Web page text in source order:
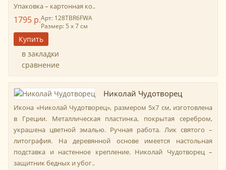
Упаковка – картонная ко..
1795 р.Арт: 128TBR6FWA
Размер: 5 х 7 см
в закладки
сравнение
Николай Чудотворец
Икона «Николай Чудотворец», размером 5х7 см, изготовлена
в Греции. Металлическая пластинка, покрытая серебром,
украшена цветной эмалью. Ручная работа. Лик святого –
литография. На деревянной основе имеется настольная
подставка и настенное крепление. Николай Чудотворец –
защитник бедных и убог..